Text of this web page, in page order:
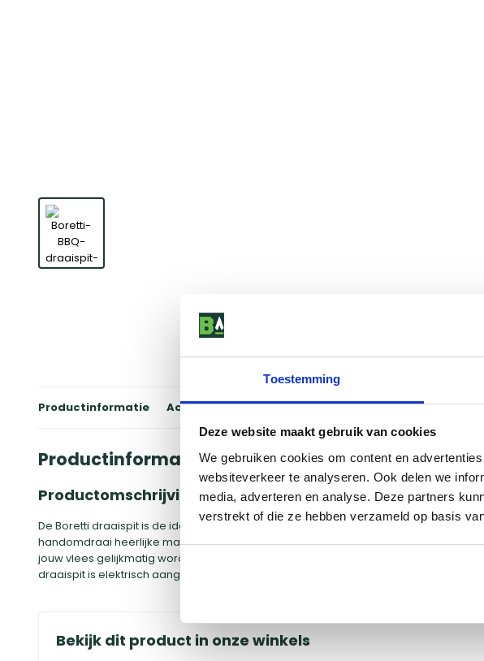
Toestemming
Deze website maakt gebruik van cookies
We gebruiken cookies om content en
websiteverkeer te analyseren. Ook delen we
media, adverteren en analyse. Deze partners
verstrekt of die ze hebben verzameld op basis
Productinformatie Accessoires Winkels Reviews Specificaties
Productinformatie
Productomschrijving
De Boretti draaispit is de ideale aanvulling op jouw Boretti Imperatore Nero 4B
handomdraai heerlijke malse, sappige kippetjes, een goede lamsbout of rollade.
jouw vlees gelijkmatig wordt gegaard en in de tussentijd kan je heerlijk ontspannen.
draaispit is elektrisch aangedreven. Haal het maximale uit jouw barbecue ervaring!
Bekijk dit product in onze winkels